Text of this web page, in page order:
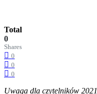
Total
0
Shares
0
0
0
Uwaga dla czytelników